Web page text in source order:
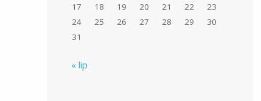
17
18 19 20 21 22
23
24
25 26 27 28 29
30
31
« lip